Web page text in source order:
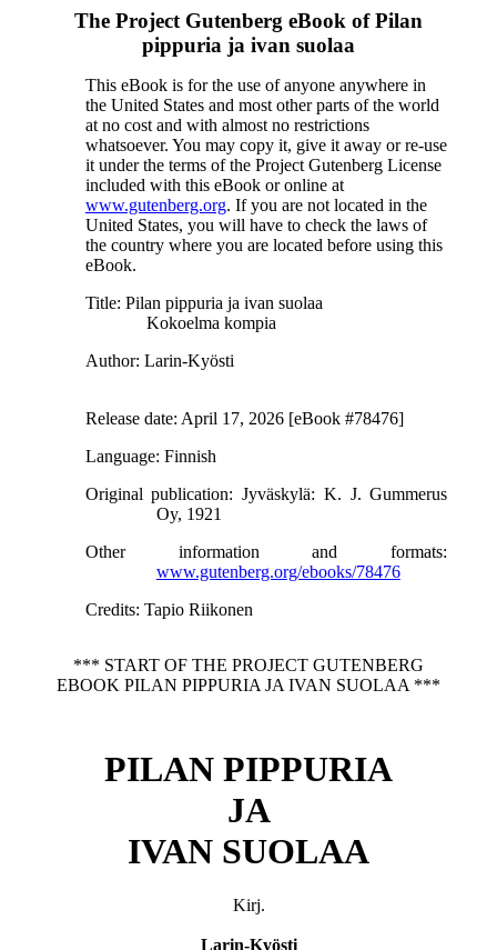
The Project Gutenberg eBook ofPilan
pippuria ja ivan suolaa
This eBook is for the use of anyone anywhere in
the United States and most other parts of the world
at no cost and with almost no restrictions
whatsoever. You may copy it, give it away or re-use
it under the terms of the Project Gutenberg License
included with this eBook or online at
www.gutenberg.org. If you are not located in the
United States, you will have to check the laws of
the country where you are located before using this
eBook.
Title: Pilan pippuria ja ivan suolaa
Kokoelma kompia
Author: Larin-Kyösti
Release date: April 17, 2026 [eBook #78476]
Language: Finnish
Original publication: Jyväskylä: K. J. Gummerus
Oy, 1921
Other information and formats:
www.gutenberg.org/ebooks/78476
Credits: Tapio Riikonen
*** START OF THE PROJECT GUTENBERG
EBOOK PILAN PIPPURIA JA IVAN SUOLAA ***
PILAN PIPPURIA
JA
IVAN SUOLAA
Kirj.
Larin-Kyösti